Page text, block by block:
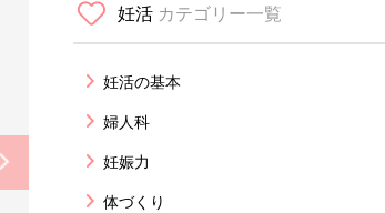
妊活 カテゴリー一覧
妊活の基本
婦人科
妊娠力
体づくり